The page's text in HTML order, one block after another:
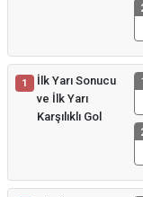
1
İlk Yarı Sonucu
ve İlk Yarı
Karşılıklı Gol